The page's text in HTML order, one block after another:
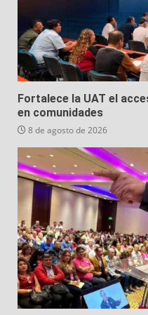
Fortalece la UAT el
en comunidades
8 de agosto de 2026